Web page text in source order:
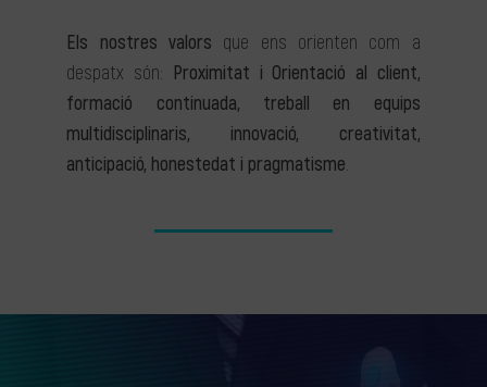
Els nostres valors que ens orienten com a
despatx són: Proximitat i Orientació al client,
formació continuada, treball en equips
multidisciplinaris, innovació, creativitat,
anticipació, honestedat i pragmatisme.